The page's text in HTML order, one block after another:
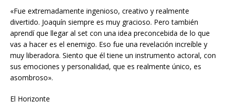
«Fue extremadamente ingenioso, creativo y realmente
divertido. Joaquín siempre es muy gracioso. Pero también
aprendí que llegar al set con una idea preconcebida de lo que
vas a hacer es el enemigo. Eso fue una revelación increíble y
muy liberadora. Siento que él tiene un instrumento actoral, con
sus emociones y personalidad, que es realmente único, es
asombroso».
El Horizonte